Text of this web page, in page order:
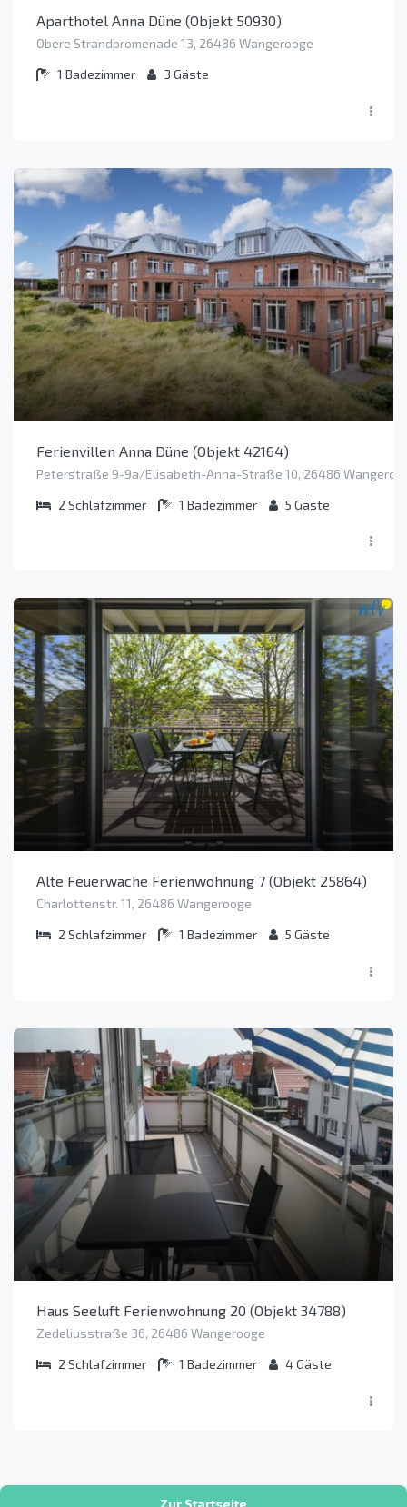
Aparthotel Anna Düne (Objekt 50930)
Obere Strandpromenade 13, 26486 Wangerooge
1 Badezimmer 3 Gäste
Ferienvillen Anna Düne (Objekt 42164)
Peterstraße 9-9a/Elisabeth-Anna-Straße 10, 26486
2 Schlafzimmer 1 Badezimmer 5 Gäste
Alte Feuerwache Ferienwohnung 7 (Objekt 25864)
Charlottenstr. 11, 26486 Wangerooge
2 Schlafzimmer 1 Badezimmer 5 Gäste
Haus Seeluft Ferienwohnung 20 (Objekt 34788)
Zedeliusstraße 36, 26486 Wangerooge
2 Schlafzimmer 1 Badezimmer 4Gäste
Zur Startseite